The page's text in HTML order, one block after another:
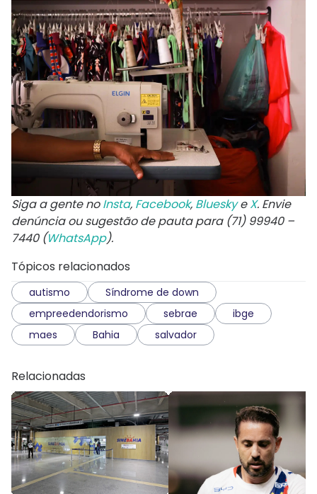
Siga a gente noInsta, Facebook, BlueskyeX. Envie
denúncia ou sugestão de pauta para (71) 99940 –
7440 (WhatsApp).
Tópicos relacionados
autismo
Síndrome de down
empreedendorismo
sebrae
ibge
maes
Bahia salvador
Relacionadas